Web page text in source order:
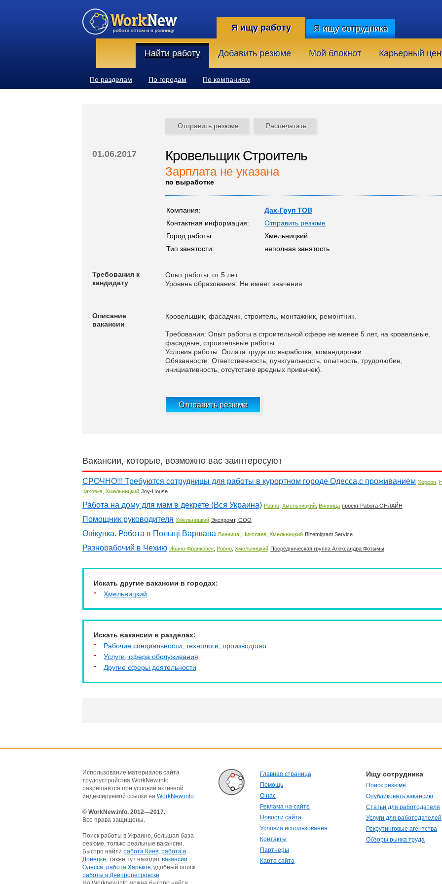
Я ищу работу Я ищу сотрудника
Найти работу Добавить резюме Мой блокнот Карьерный
По разделам По городам По компаниям
Отправить резюме Распечатать
01.06.2017 Кровельщик Строитель
Зарплата не указана
по выработке
Компания:
Дах-Груп ТОВ
Контактная информация:
Отправить резюме
Город работы:
Хмельницкий
Тип занятости:
неполная занятость
Требования к
кандидату
Опыт работы: от 5 лет
Уровень образования: Не имеет значения
Описание
вакансии
Кровельщик, фасадчик, строитель, монтажник, ремонтник.
Требования: Опыт работы в строительной сфере не менее 5 лет, на кровельные,
фасадные, строительные работы.
Условия работы: Оплата труда по выработке, командировки.
Обязанности: Ответственность, пунктуальность, опытность, трудолюбие,
инициативность, отсутствие вредных привычек).
Отправить резюме
Вакансии, которые, возможно вас заинтересуют
СРОЧНО!!! Требуются сотрудницы для работы в курортном городе Одесса,с проживанием Херсон,
Каховка, Хмельницкий Joy-House
Работа на дому для мам в декрете (Вся Украина) Ровно, Хмельницкий, Винница проект Работа ОНЛАЙН
Помощник руководителя Хмельницкий Экспромт, ООО
Опікунка. Робота в Польщі Варшава Винница, Николаев, Хмельницкий Bizemigrant Service
Разнорабочий в Чехию Ивано-Франковск, Ровно, Хмельницкий Посредническая группа Александра Фотымы
Искать другие вакансии в городах:
Хмельницкий
Искать вакансии в разделах:
Рабочие специальности, технологи, производство
Услуги, cфера обслуживания
Другие сферы деятельности
Использование материалов сайта
трудоустройства WorkNew.info
разрешается при условии активной
индексируемой ссылки на WorkNew.info
© WorkNew.info, 2012—2017.
Все права защищены.
Поиск работы в Украине, большая база
резюме, только реальные вакансии.
Быстро найти работа Киев, работа в
Донецке, также тут находят вакансии
Одесса, работа Харьков, удобный поиск
работы в Днепропетровске
Главная страница
Помощь
О нас
Реклама на сайте
Новости сайта
Условия использования
Контакты
Партнеры
Карта сайта
Ищу сотрудника
Поиск резюме
Опубликовать вакансию
Статьи для работодателя
Услуги для работодателей
Рекрутинговые агентства
Обзоры рынка труда